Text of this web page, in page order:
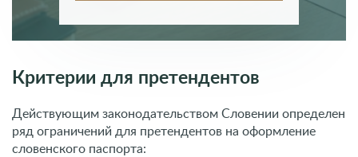
Критерии для претендентов
Действующим законодательством Словении определен
ряд ограничений для претендентов на оформление
словенского паспорта: